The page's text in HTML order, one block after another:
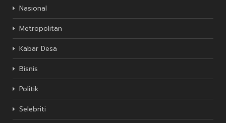
Nasional
Metropolitan
Kabar Desa
Bisnis
Politik
Selebriti